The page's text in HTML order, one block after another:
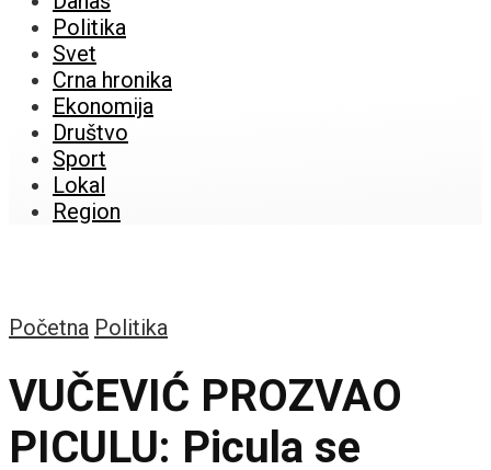
Politika
Svet
Crna hronika
Ekonomija
Društvo
Sport
Lokal
Region
Početna Politika
VUČEVIĆ PROZVAO
PICULU: Picula se